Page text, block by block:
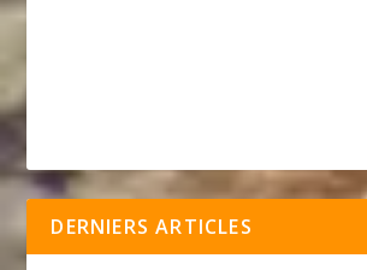
DERNIERS ARTICLES